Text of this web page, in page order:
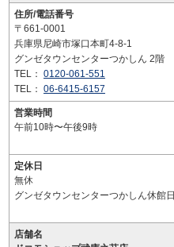
住所/電話番号
〒661-0001
兵庫県尼崎市塚口本町4-8-1
グンゼタウンセンターつかしん 2階
TEL： 0120-061-551
TEL： 06-6415-6157
営業時間
午前10時〜午後9時
定休日
無休
グンゼタウンセンターつかしん休館日
店舗名